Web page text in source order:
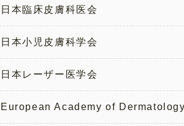
日本臨床皮膚科医会
日本小児皮膚科学会
日本レーザー医学会
European Academy of